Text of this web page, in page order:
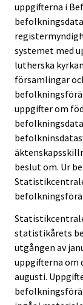
uppgifterna i
systemet med
lutherska
församlingar
uppgifter om
beslut om. Ur
statistikårets
utgången av
uppgifterna om
augusti.